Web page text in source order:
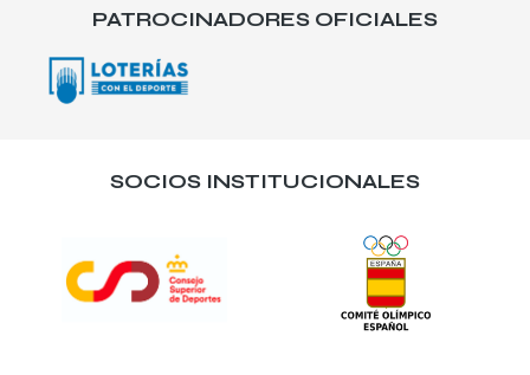
PATROCINADORES OFICIALES
SOCIOS INSTITUCIONALES